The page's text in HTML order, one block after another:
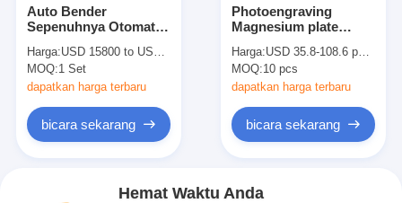
Auto Bender
Sepenuhnya Otomatis
Cutting Notching Dan
Lipping Model 910C
Untuk Aturan Baja
Harga:USD 15800 to USD 17800
MOQ:1 Set
dapatkan harga terbaru
bicara sekarang
Photoengraving
Magnesium plate
1.5x1000x500mm block
making plate
Harga:USD 35.8-108.6 per piece
MOQ:10 pcs
dapatkan harga terbaru
bicara sekarang
Hemat Waktu Anda